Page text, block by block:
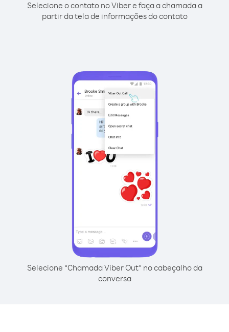
Selecione o contato no Viber e faça a chamada a
partir da tela de informações do contato
Selecione “Chamada Viber Out” no cabeçalho da
conversa